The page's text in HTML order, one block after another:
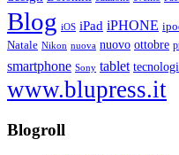
Blog iOS iPad iPHONE
Natale Nikon nuova nuovo ottobre
smartphone Sony tablet
www.blupress.it
Blogroll